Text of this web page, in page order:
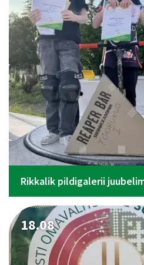
Rikkalik pildigalerii
18.08